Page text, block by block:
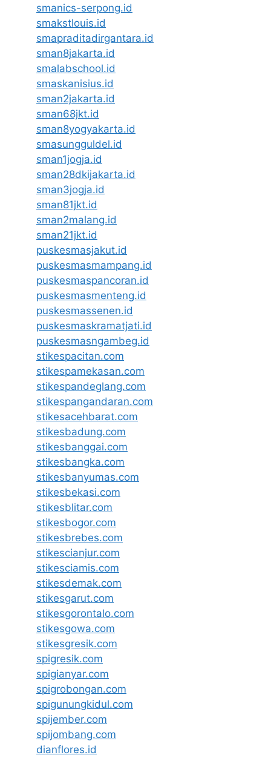
smanics-serpong.id
smakstlouis.id
smapraditadirgantara.id
sman8jakarta.id
smalabschool.id
smaskanisius.id
sman2jakarta.id
sman68jkt.id
sman8yogyakarta.id
smasungguldel.id
sman1jogja.id
sman28dkijakarta.id
sman3jogja.id
sman81jkt.id
sman2malang.id
sman21jkt.id
puskesmasjakut.id
puskesmasmampang.id
puskesmaspancoran.id
puskesmasmenteng.id
puskesmassenen.id
puskesmaskramatjati.id
puskesmasngambeg.id
stikespacitan.com
stikespamekasan.com
stikespandeglang.com
stikespangandaran.com
stikesacehbarat.com
stikesbadung.com
stikesbanggai.com
stikesbangka.com
stikesbanyumas.com
stikesbekasi.com
stikesblitar.com
stikesbogor.com
stikesbrebes.com
stikescianjur.com
stikesciamis.com
stikesdemak.com
stikesgarut.com
stikesgorontalo.com
stikesgowa.com
stikesgresik.com
spigresik.com
spigianyar.com
spigrobongan.com
spigunungkidul.com
spijember.com
spijombang.com
dianflores.id